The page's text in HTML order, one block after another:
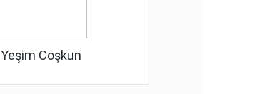
Yeşim Coşkun